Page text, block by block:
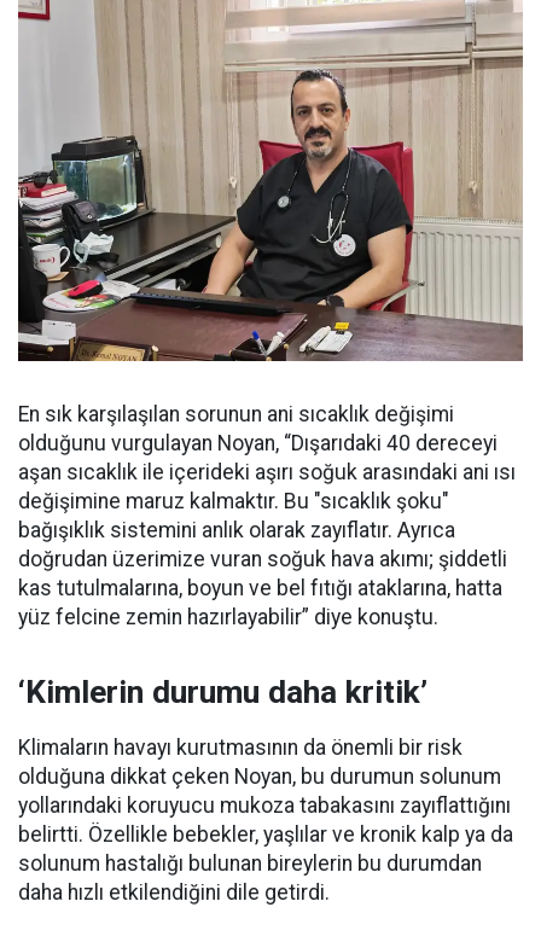
En sık karşılaşılan sorunun ani sıcaklık değişimi
olduğunu vurgulayan Noyan, “Dışarıdaki 40 dereceyi
aşan sıcaklık ile içerideki aşırı soğuk arasındaki ani ısı
değişimine maruz kalmaktır. Bu "sıcaklık şoku"
bağışıklık sistemini anlık olarak zayıflatır. Ayrıca
doğrudan üzerimize vuran soğuk hava akımı; şiddetli
kas tutulmalarına, boyun ve bel fıtığı ataklarına, hatta
yüz felcine zemin hazırlayabilir” diye konuştu.
‘Kimlerin durumu daha kritik’
Klimaların havayı kurutmasının da önemli bir risk
olduğuna dikkat çeken Noyan, bu durumun solunum
yollarındaki koruyucu mukoza tabakasını zayıflattığını
belirtti. Özellikle bebekler, yaşlılar ve kronik kalp ya da
solunum hastalığı bulunan bireylerin bu durumdan
daha hızlı etkilendiğini dile getirdi.